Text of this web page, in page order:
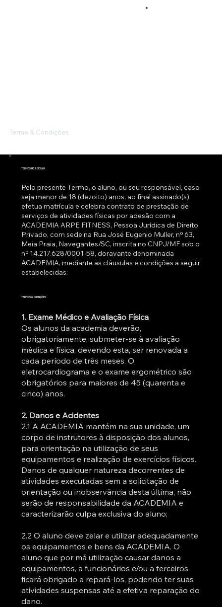
Termo & Condições
TERMOS DE ADESÃO
Pelo presente Termo, o aluno, ou seu responsável, caso
seja menor de 18 (dezoito) anos, ao final assinado(s),
efetua matrícula e celebra contrato de prestação de
serviços de atividades físicas por adesão com a
ACADEMIA ARPE FITNESS, Pessoa Jurídica de Direito
Privado, com sede na Rua José Eugenio Muller, nº 63,
Meia Praia, Navegantes/SC, inscrita no CNPJ/MF sob o
nº 14.217.628/0001-58, doravante denominada
ACADEMIA, mediante as cláusulas e condições a seguir
estabelecidas:
TERMOS & CONDIÇÕES
1. Exame Médico e Avaliação Física
Os alunos da academia deverão,
obrigatoriamente, submeter-se à avaliação
médica e física, devendo esta, ser renovada a
cada período de três meses. O
eletrocardiograma e o exame ergométrico são
obrigatórios para maiores de 45 (quarenta e
cinco) anos.
2. Danos e Acidentes
2.1 A ACADEMIA mantém na sua unidade, um
corpo de instrutores à disposição dos alunos,
para orientação na utilização de seus
equipamentos e realização de exercícios físicos.
Danos de qualquer natureza decorrentes de
atividades executadas sem a solicitação de
orientação ou inobservância desta última, não
serão de responsabilidade da ACADEMIA e
caracterizarão culpa exclusiva do aluno;
2.2 O aluno deve zelar e utilizar adequadamente
os equipamentos e bens da ACADEMIA. O
aluno que por má utilização causar danos a
equipamentos, a funcionários e/ou a terceiros
ficará obrigado a repará-los, podendo ter suas
atividades suspensas até a efetiva reparação do
dano.